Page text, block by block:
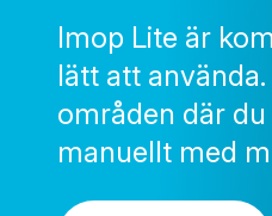
Imop Lite är
lätt att
områden där
manuellt med